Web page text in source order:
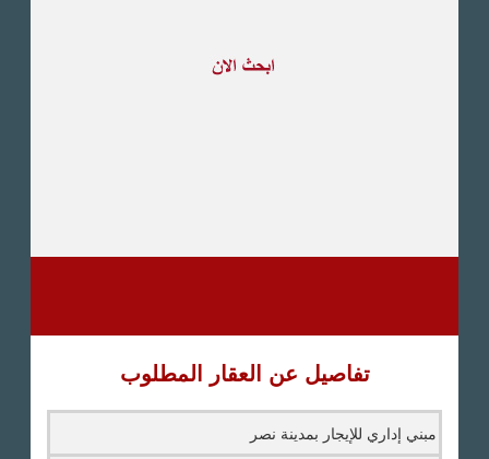
تفاصيل عن العقار المطلوب
مبني إداري للإيجار بمدينة نصر